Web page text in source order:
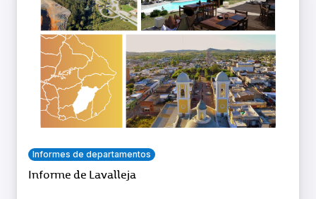
Informes de departamentos
Informe de Lavalleja